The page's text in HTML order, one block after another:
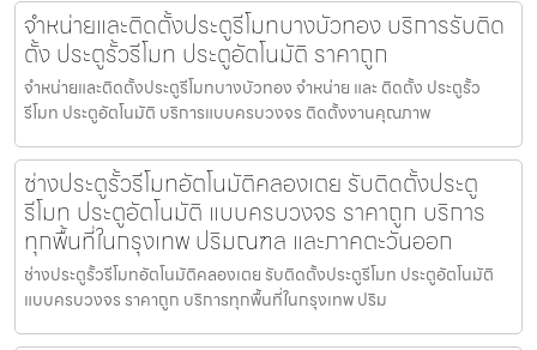
จำหน่ายและติดตั้งประตูรีโมทบางบัวทอง บริการรับติด
ตั้ง ประตูรั้วรีโมท ประตูอัตโนมัติ ราคาถูก
จำหน่ายและติดตั้งประตูรีโมทบางบัวทอง จำหน่าย และ ติดตั้ง ประตูรั้ว
รีโมท ประตูอัตโนมัติ บริการแบบครบวงจร ติดตั้งงานคุณภาพ
ช่างประตูรั้วรีโมทอัตโนมัติคลองเตย รับติดตั้งประตู
รีโมท ประตูอัตโนมัติ แบบครบวงจร ราคาถูก บริการ
ทุกพื้นที่ในกรุงเทพ ปริมณฑล และภาคตะวันออก
ช่างประตูรั้วรีโมทอัตโนมัติคลองเตย รับติดตั้งประตูรีโมท ประตูอัตโนมัติ
แบบครบวงจร ราคาถูก บริการทุกพื้นที่ในกรุงเทพ ปริม